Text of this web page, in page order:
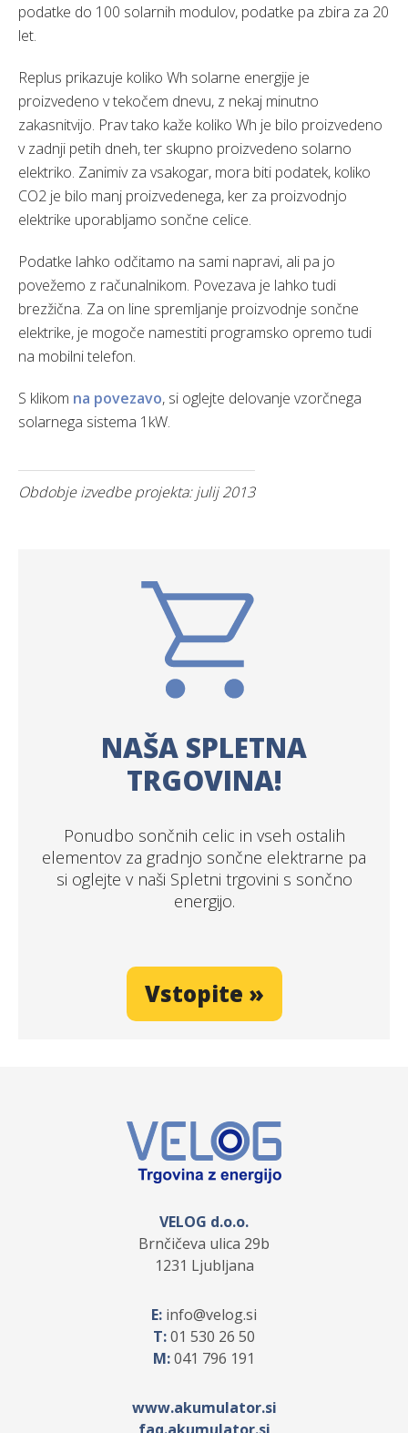
podatke do 100 solarnih modulov, podatke pa zbira za 20
let.
Replus prikazuje koliko Wh solarne energije je
proizvedeno v tekočem dnevu, z nekaj minutno
zakasnitvijo. Prav tako kaže koliko Wh je bilo proizvedeno
v zadnji petih dneh, ter skupno proizvedeno solarno
elektriko. Zanimiv za vsakogar, mora biti podatek, koliko
CO2 je bilo manj proizvedenega, ker za proizvodnjo
elektrike uporabljamo sončne celice.
Podatke lahko odčitamo na sami napravi, ali pa jo
povežemo z računalnikom. Povezava je lahko tudi
brezžična. Za on line spremljanje proizvodnje sončne
elektrike, je mogoče namestiti programsko opremo tudi
na mobilni telefon.
S klikom na povezavo, si oglejte delovanje vzorčnega
solarnega sistema 1kW.
Obdobje izvedbe projekta: julij 2013
NAŠA SPLETNA
TRGOVINA!
Ponudbo sončnih celic in vseh ostalih
elementov za gradnjo sončne elektrarne pa
si oglejte v naši Spletni trgovini s sončno
energijo.
Vstopite »
VELOG d.o.o.
Brnčičeva ulica 29b
1231 Ljubljana
E: info
velog.si
T:01 530 26 50
M:041 796 191
www.akumulator.si
faq.akumulator.si